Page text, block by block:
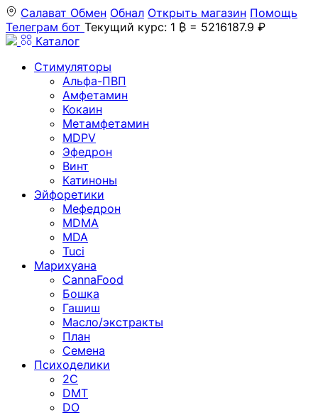
Салават Обмен Обнал Открыть магазин Помощь
Телеграм бот Текущий курс: 1 ₿ = 5216187.9 ₽
Каталог
Стимуляторы
Альфа-ПВП
Амфетамин
Кокаин
Метамфетамин
MDPV
Эфедрон
Винт
Катиноны
Эйфоретики
Мефедрон
MDMA
MDA
Tuci
Марихуана
CannaFood
Бошка
Гашиш
Масло/экстракты
План
Семена
Психоделики
2C
DMT
DO